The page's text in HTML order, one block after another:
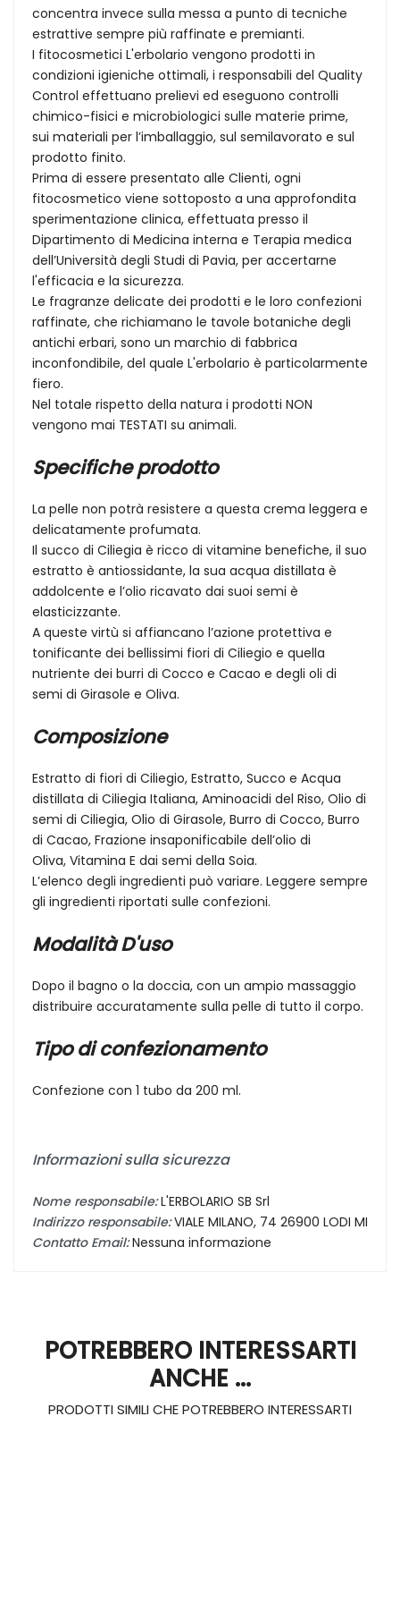
concentra invece sulla messa a punto di tecniche
estrattive sempre più raffinate e premianti.
I fitocosmetici L'erbolario vengono prodotti in
condizioni igieniche ottimali, i responsabili del Quality
Control effettuano prelievi ed eseguono controlli
chimico-fisici e microbiologici sulle materie prime,
sui materiali per l’imballaggio, sul semilavorato e sul
prodotto finito.
Prima di essere presentato alle Clienti, ogni
fitocosmetico viene sottoposto a una approfondita
sperimentazione clinica, effettuata presso il
Dipartimento di Medicina interna e Terapia medica
dell’Università degli Studi di Pavia, per accertarne
l'efficacia e la sicurezza.
Le fragranze delicate dei prodotti e le loro confezioni
raffinate, che richiamano le tavole botaniche degli
antichi erbari, sono un marchio di fabbrica
inconfondibile, del quale L'erbolario è particolarmente
fiero.
Nel totale rispetto della natura i prodotti NON
vengono mai TESTATI su animali.
Specifiche prodotto
La pelle non potrà resistere a questa crema leggera e
delicatamente profumata.
Il succo di Ciliegia è ricco di vitamine benefiche, il suo
estratto è antiossidante, la sua acqua distillata è
addolcente e l’olio ricavato dai suoi semi è
elasticizzante.
A queste virtù si affiancano l’azione protettiva e
tonificante dei bellissimi fiori di Ciliegio e quella
nutriente dei burri di Cocco e Cacao e degli oli di
semi di Girasole e Oliva.
Composizione
Estratto di fiori di Ciliegio, Estratto, Succo e Acqua
distillata di Ciliegia Italiana, Aminoacidi del Riso, Olio di
semi di Ciliegia, Olio di Girasole, Burro di Cocco, Burro
di Cacao, Frazione insaponificabile dell’olio di
Oliva, Vitamina E dai semi della Soia.
L’elenco degli ingredienti può variare. Leggere sempre
gli ingredienti riportati sulle confezioni.
Modalità D'uso
Dopo il bagno o la doccia, con un ampio massaggio
distribuire accuratamente sulla pelle di tutto il corpo.
Tipo di confezionamento
Confezione con 1 tubo da 200 ml.
Informazioni sulla sicurezza
Nome responsabile:L'ERBOLARIO SB Srl
Indirizzo responsabile:VIALE MILANO, 74 26900 LODI MI
Contatto Email:Nessuna informazione
POTREBBERO INTERESSARTI
ANCHE ...
PRODOTTI SIMILI CHE POTREBBERO INTERESSARTI